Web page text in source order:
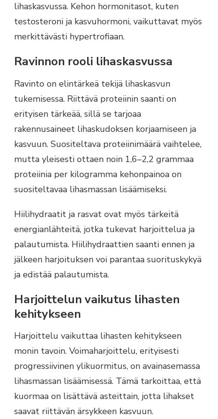
lihaskasvussa. Kehon hormonitasot, kuten
testosteroni ja kasvuhormoni, vaikuttavat myös
merkittävästi hypertrofiaan.
Ravinnon rooli lihaskasvussa
Ravinto on elintärkeä tekijä lihaskasvun
tukemisessa. Riittävä proteiinin saanti on
erityisen tärkeää, sillä se tarjoaa
rakennusaineet lihaskudoksen korjaamiseen ja
kasvuun. Suositeltava proteiinimäärä vaihtelee,
mutta yleisesti ottaen noin 1,6–2,2 grammaa
proteiinia per kilogramma kehonpainoa on
suositeltavaa lihasmassan lisäämiseksi.
Hiilihydraatit ja rasvat ovat myös tärkeitä
energianlähteitä, jotka tukevat harjoittelua ja
palautumista. Hiilihydraattien saanti ennen ja
jälkeen harjoituksen voi parantaa suorituskykyä
ja edistää palautumista.
Harjoittelun vaikutus lihasten
kehitykseen
Harjoittelu vaikuttaa lihasten kehitykseen
monin tavoin. Voimaharjoittelu, erityisesti
progressiivinen ylikuormitus, on avainasemassa
lihasmassan lisäämisessä. Tämä tarkoittaa, että
kuormaa on lisättävä asteittain, jotta lihakset
saavat riittävän ärsykkeen kasvuun.